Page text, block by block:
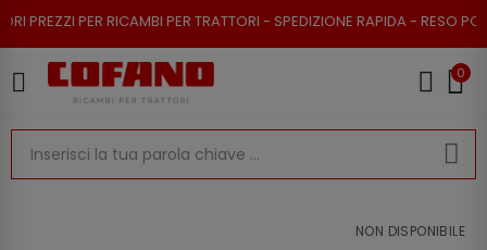
PER RICAMBI PER TRATTORI - SPEDIZIONE RAPIDA - RESO POSSIBILE
0
NON DISPONIBILE